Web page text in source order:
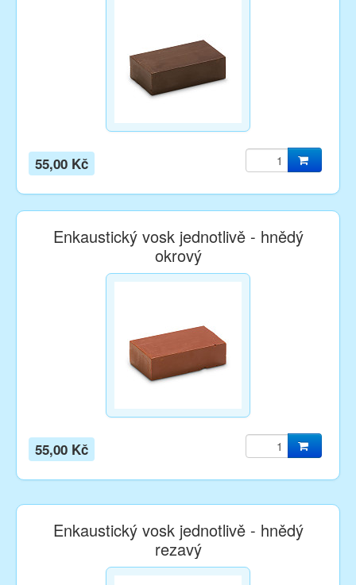
55,00 Kč
Enkaustický vosk jednotlivě - hnědý
okrový
55,00 Kč
Enkaustický vosk jednotlivě - hnědý
rezavý